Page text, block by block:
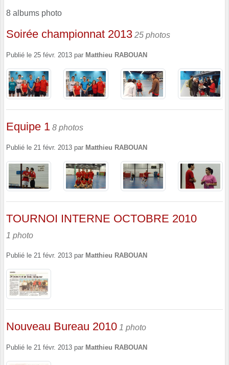
8 albums photo
Soirée championnat 2013 25 photos
Publié le 25 févr. 2013 par Matthieu RABOUAN
Equipe 1 8 photos
Publié le 21 févr. 2013 par Matthieu RABOUAN
TOURNOI INTERNE OCTOBRE 2010
1 photo
Publié le 21 févr. 2013 par Matthieu RABOUAN
Nouveau Bureau 2010 1 photo
Publié le 21 févr. 2013 par Matthieu RABOUAN